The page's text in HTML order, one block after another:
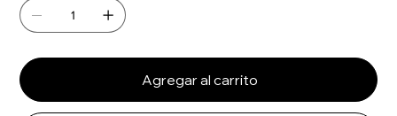
Agregar al carrito